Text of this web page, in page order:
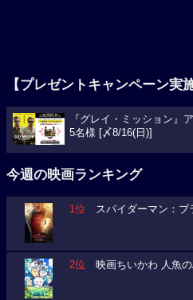
5名様 [〆8/16(日)]
今週の映画ランキング
2位 映画ちいかわ 人魚
3位 映画クレヨンしんち